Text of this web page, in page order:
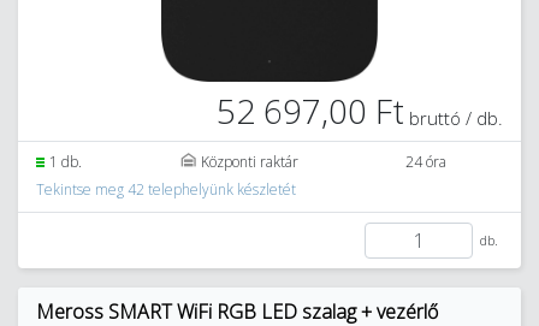
52 697,00 Ft bruttó / db.
1 db. Központi raktár
24 óra
Tekintse meg 42 telephelyünk készletét
db.
Meross SMART WiFi RGB LED szalag + vezérlő